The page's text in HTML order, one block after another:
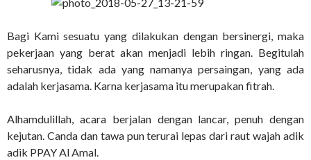
Bagi Kami sesuatu yang dilakukan dengan bersinergi, maka
pekerjaan yang berat akan menjadi lebih ringan. Begitulah
seharusnya, tidak ada yang namanya persaingan, yang ada
adalah kerjasama. Karna kerjasama itu merupakan fitrah.
Alhamdulillah, acara berjalan dengan lancar, penuh dengan
kejutan. Canda dan tawa pun terurai lepas dari raut wajah adik
adik PPAY Al Amal.